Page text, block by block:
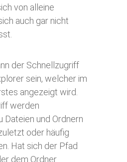
von alleine
auch gar nicht
der Schnellzugriff
sein, welcher im
angezeigt wird.
werden
Dateien und Ordnern
oder häufig
Hat sich der Pfad
dem Ordner